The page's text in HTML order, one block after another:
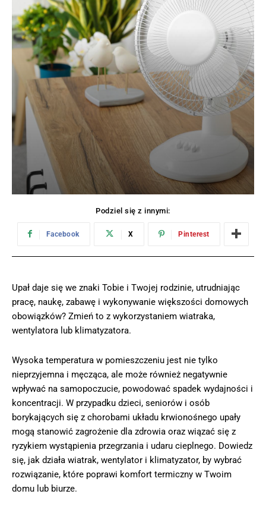
Podziel się z innymi:
Facebook X Pinterest
Upał daje się we znaki Tobie i Twojej rodzinie, utrudniając
pracę, naukę, zabawę i wykonywanie większości domowych
obowiązków? Zmień to z wykorzystaniem wiatraka,
wentylatora lub klimatyzatora.
Wysoka temperatura w pomieszczeniu jest nie tylko
nieprzyjemna i męcząca, ale może również negatywnie
wpływać na samopoczucie, powodować spadek wydajności i
koncentracji. W przypadku dzieci, seniorów i osób
borykających się z chorobami układu krwionośnego upały
mogą stanowić zagrożenie dla zdrowia oraz wiązać się z
ryzykiem wystąpienia przegrzania i udaru cieplnego. Dowiedz
się, jak działa wiatrak, wentylator i klimatyzator, by wybrać
rozwiązanie, które poprawi komfort termiczny w Twoim
domu lub biurze.